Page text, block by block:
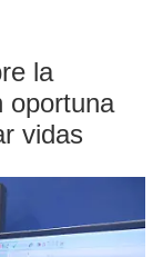
la
oportuna
vidas